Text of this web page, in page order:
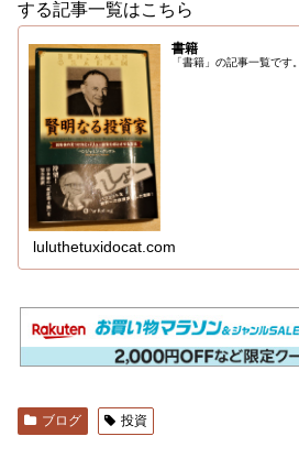
する記事一覧はこちら
書籍
「書籍」の記事一覧です。
luluthetuxidocat.com
ブログ 投資